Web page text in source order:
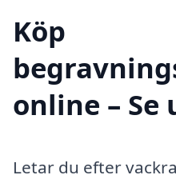
Köp
online –
Letar du efter vackra